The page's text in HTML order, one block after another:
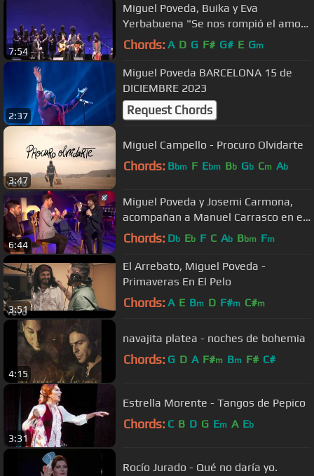
7:54
Miguel Poveda, Buika y Eva
Yerbabuena "Se nos rompió el amor"
- La Noche en Blanco - 13.09.2008
Chords: A D G F# G# E Gm
2:37
Miguel Poveda BARCELONA 15 de
DICIEMBRE 2023
Request Chords
3:47
Miguel Campello - Procuro Olvidarte
Chords: Bbm F Ebm Bb Gb Cm Ab
6:44
Miguel Poveda y Josemi Carmona,
acompañan a Manuel Carrasco en el
tema "Espera un momento"
Chords: Db Eb F C Ab Bbm Fm
3:51
El Arrebato, Miguel Poveda -
Primaveras En El Pelo
Chords: A E Bm D F#m C#m
4:15
navajita platea - noches de bohemia
Chords: G D A F#m Bm F# C#
3:31
Estrella Morente - Tangos de Pepico
Chords: C B D G Em A Eb
Rocío Jurado - Qué no daría yo.